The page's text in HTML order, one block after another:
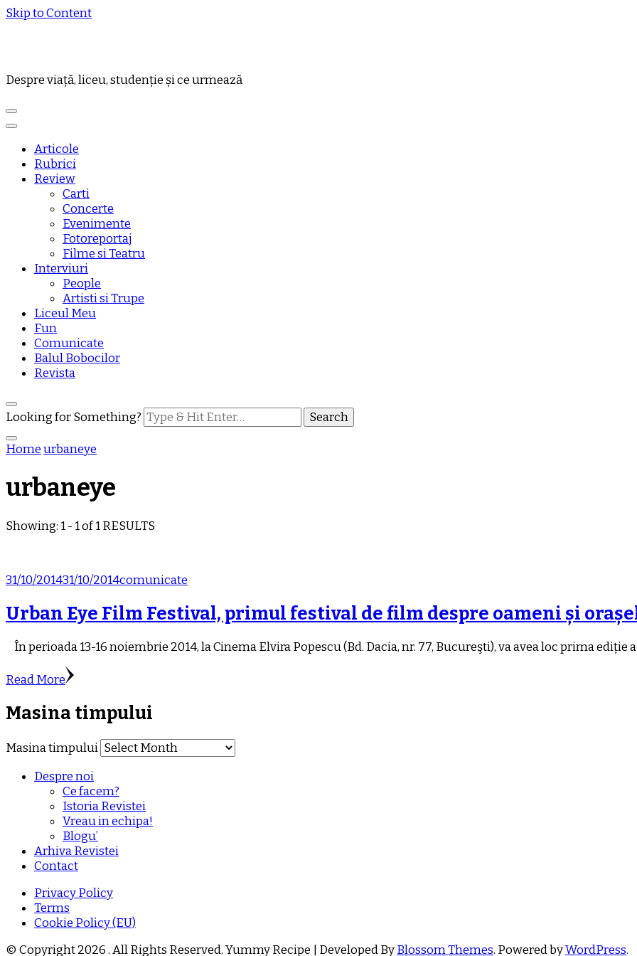
Skip to Content
Despre viață, liceu, studenție și ce urmează
Articole
Rubrici
Review
Carti
Concerte
Evenimente
Fotoreportaj
Filme si Teatru
Interviuri
People
Artisti si Trupe
Liceul Meu
Fun
Comunicate
Balul Bobocilor
Revista
Looking for Something?
Homeurbaneye
urbaneye
Showing: 1 - 1 of 1 RESULTS
31/10/201431/10/2014comunicate
Urban Eye Film Festival, primul festival de film despre oameni și
În perioada 13-16 noiembrie 2014, la Cinema Elvira Popescu (Bd. Dacia, nr. 77, Bucureşti), va avea loc prima
Read More
Masina timpului
Masina timpului
Despre noi
Ce facem?
Istoria Revistei
Vreau in echipa!
Blogu’
Arhiva Revistei
Contact
Privacy Policy
Terms
Cookie Policy (EU)
© Copyright 2026. All Rights Reserved.Yummy Recipe | Developed ByBlossom Themes. Powered byWordPress.